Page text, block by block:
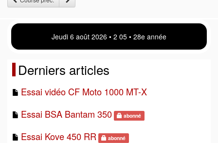
Jeudi 6 août 2026 • 2:05 • 28e année
Derniers articles
Essai vidéo CF Moto 1000 MT-X
Essai BSA Bantam 350
abonné
Essai Kove 450 RR abonné